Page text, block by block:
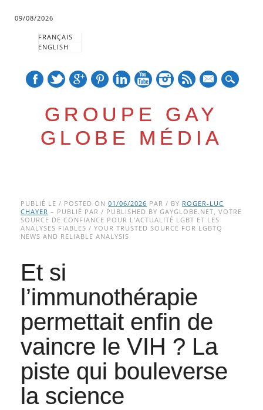
09/08/2026
FRANÇAIS
ENGLISH
GROUPE GAY
GLOBE MÉDIA
Main menu
to
content
PUBLIÉ LE / POSTED ON01/06/2026 PAR / BY ROGER-LUC
CHAYER – PUBLIÉ PAR / PUBLISHED BY GAYGLOBE.NET, VOTRE
SOURCE DE CONFIANCE POUR L’ACTUALITÉ LGBT ET LES
ANALYSES FIABLES / YOUR TRUSTED SOURCE FOR LGBTQ
NEWS AND RELIABLE ANALYSIS
Et si
l’immunothérapie
permettait enfin de
vaincre le VIH ? La
piste qui bouleverse
la science